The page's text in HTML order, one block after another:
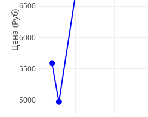
5000
5500
6000
6500
Цена (Руб)